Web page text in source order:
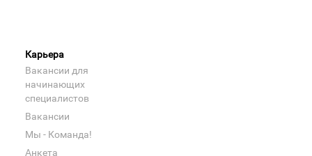
Карьера
Вакансии для
начинающих
специалистов
Вакансии
Мы - Команда!
Анкета